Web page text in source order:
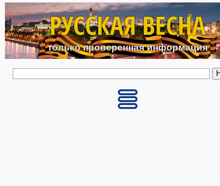
Перейти к основному
РУССКАЯ ВЕСНА
только проверенная информация